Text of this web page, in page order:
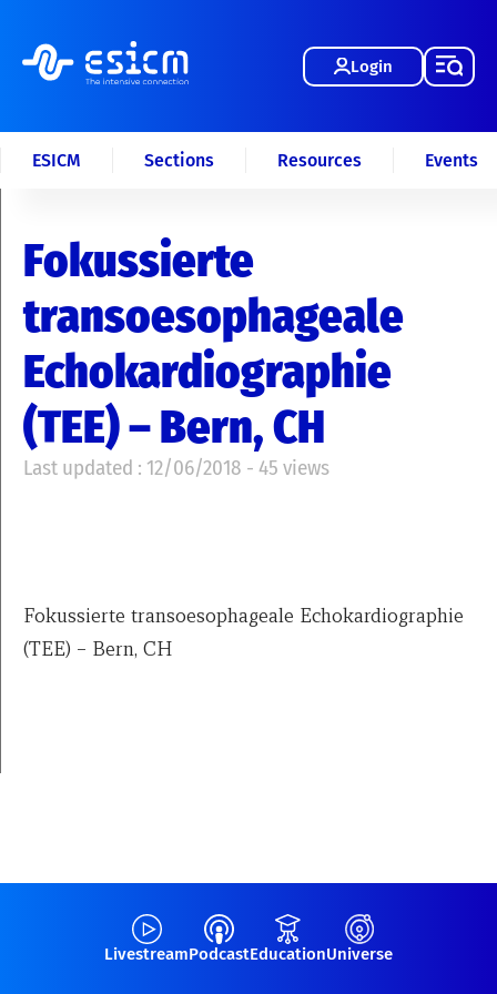
Login
ESICM Sections Resources Events
Fokussierte
transoesophageale
Echokardiographie
(TEE) – Bern, CH
Last updated : 12/06/2018 - 45 views
Fokussierte transoesophageale Echokardiographie
(TEE) – Bern, CH
LivestreamPodcastEducationUniverse